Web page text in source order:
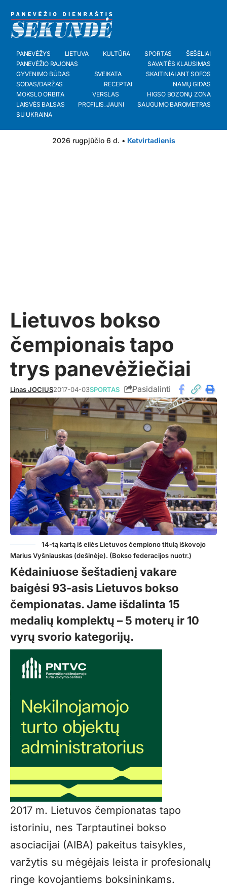
PANEVĖŽYS LIETUVA KULTŪRA SPORTAS
ŠEŠĖLIAI
PANEVĖŽIO RAJONAS
SAVAITĖS KLAUSIMAS
GYVENIMO BŪDAS
SVEIKATA
SKAITINIAI ANT SOFOS
SODAS/DARŽAS
RECEPTAI
NAMŲ GIDAS
MOKSLO ORBITA
VERSLAS
HIGSO BOZONŲ ZONA
LAISVĖS BALSAS
PROFILIS_JAUNI
SAUGUMO BAROMETRAS
SU UKRAINA
2026 rugpjūčio 6 d. • Ketvirtadienis
Lietuvos bokso
čempionais tapo
trys panevėžiečiai
Linas JOCIUS2017-04-03SPORTAS Pasidalinti
14-tą kartą iš eilės Lietuvos čempiono titulą iškovojo
Marius Vyšniauskas (dešinėje). (Bokso federacijos nuotr.)
Kėdainiuose šeštadienį vakare
baigėsi 93-asis Lietuvos bokso
čempionatas. Jame išdalinta 15
medalių komplektų – 5 moterų ir 10
vyrų svorio kategorijų.
2017 m. Lietuvos čempionatas tapo
istoriniu, nes Tarptautinei bokso
asociacijai (AIBA) pakeitus taisykles,
varžytis su mėgėjais leista ir profesionalų
ringe kovojantiems boksininkams.